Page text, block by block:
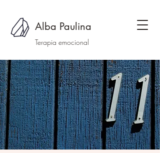
Alba Paulina
Terapia emocional